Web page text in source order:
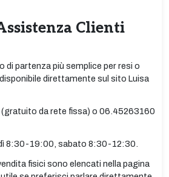
Clienti
di partenza più semplice per resi o
direttamente sul sito Luisa
da rete fissa) o 06.45263160
8:30-19:00, sabato 8:30-12:30.
fisici sono elencati nella pagina